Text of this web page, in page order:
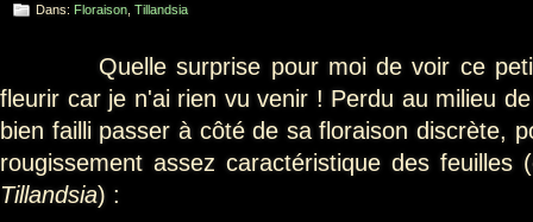
Dans: Floraison Tillandsia
Quelle surprise pour moi de voir ce petit
fleurir car je n'ai rien vu venir ! Perdu au milieu
bien failli passer à côté de sa floraison discrète,
rougissement assez caractéristique des feuilles
Tillandsia) :